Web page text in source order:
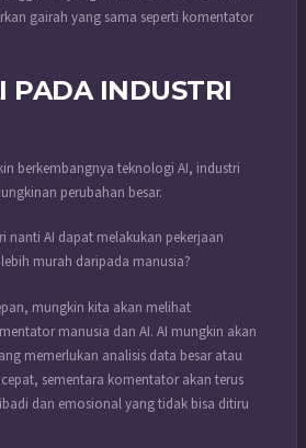
gairah yang sama seperti komentator
PADA INDUSTRI
berkembangnya teknologi AI, industri
perubahan besar.
nanti AI dapat melakukan pekerjaan
murah daripada manusia?
mungkin kita akan melihat
manusia dan AI. AI mungkin akan
memerlukan analisis data besar atau
sementara komentator akan terus
dan emosional yang tidak bisa ditiru